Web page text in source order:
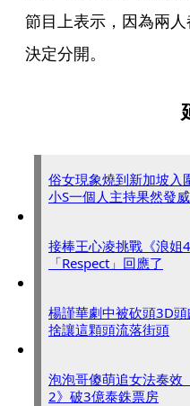
節目上表示，因為兩
決定分開。
俗女現象燒到新加坡
小S一個人主持果然發威
接棒王心凌挑戰《浪
「Respect」回應了
楊謹華劇中被砍頭3D
捨讓這顆頭流落街頭
泡泡哥傻萌追女法奏
2》破3億泰銖票房